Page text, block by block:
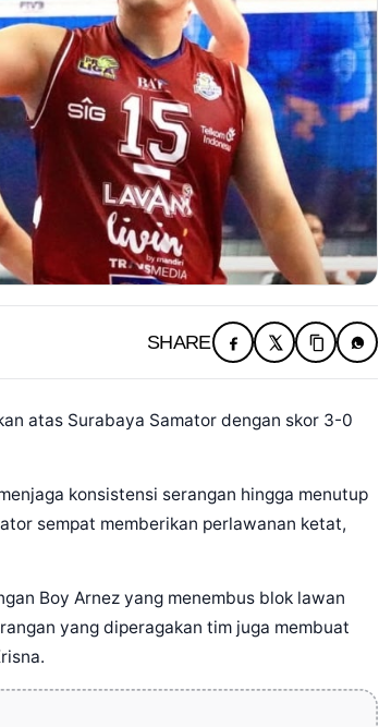
SHARE
atas Surabaya Samator dengan skor 3-0
konsistensi serangan hingga menutup
sempat memberikan perlawanan ketat,
Boy Arnez yang menembus blok lawan
yang diperagakan tim juga membuat